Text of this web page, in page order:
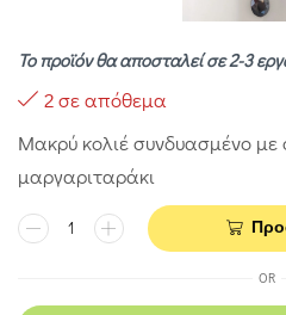
Το προϊόν θα αποσταλεί σε 2-3
2 σε απόθεμα
Μακρύ κολιέ συνδυασμένο με
μαργαριταράκι
OR